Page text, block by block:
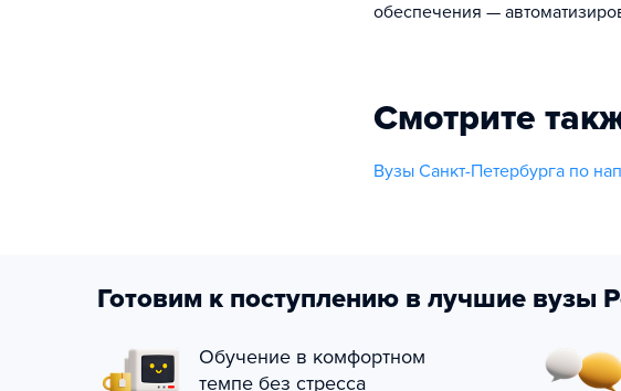
обеспечения —
Смотрите
Вузы Санкт-Петербурга по
Готовим к поступлению в лучшие вузы
Обучение в комфортном
темпе без стресса